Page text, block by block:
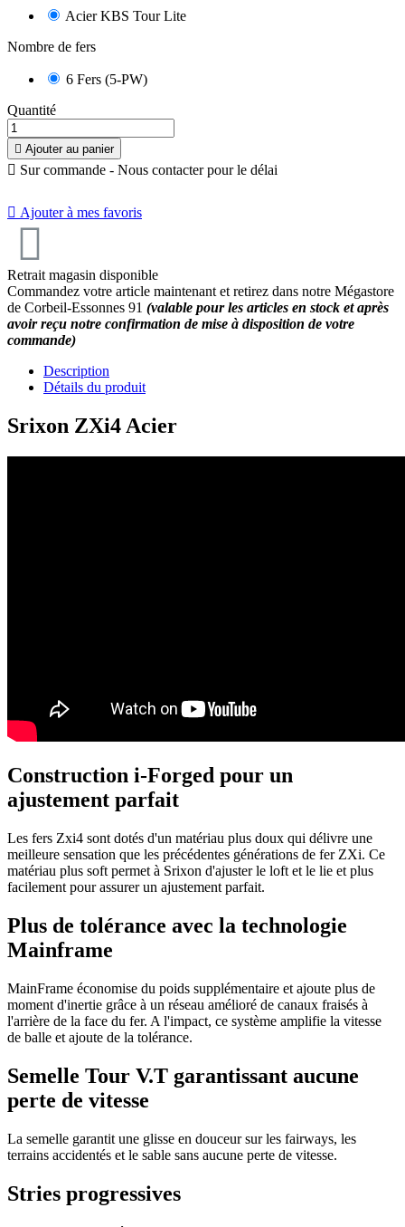
Acier KBS Tour Lite
Nombre de fers
6 Fers (5-PW)
Quantité
 Ajouter au panier
 Sur commande - Nous contacter pour le délai
 Ajouter à mes favoris
Retrait magasin disponible
Commandez votre article maintenant et retirez dans notre Mégastore
de Corbeil-Essonnes 91 (valable pour les articles en stock et après
avoir reçu notre confirmation de mise à disposition de votre
commande)
Description
Détails du produit
Srixon ZXi4 Acier
Construction i-Forged pour un
ajustement parfait
Les fers Zxi4 sont dotés d'un matériau plus doux qui délivre une
meilleure sensation que les précédentes générations de fer ZXi. Ce
matériau plus soft permet à Srixon d'ajuster le loft et le lie et plus
facilement pour assurer un ajustement parfait.
Plus de tolérance avec la technologie
Mainframe
MainFrame économise du poids supplémentaire et ajoute plus de
moment d'inertie grâce à un réseau amélioré de canaux fraisés à
l'arrière de la face du fer. A l'impact, ce système amplifie la vitesse
de balle et ajoute de la tolérance.
Semelle Tour V.T garantissant aucune
perte de vitesse
La semelle garantit une glisse en douceur sur les fairways, les
terrains accidentés et le sable sans aucune perte de vitesse.
Stries progressives